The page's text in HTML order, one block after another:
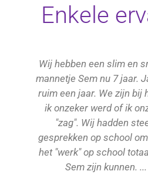
Enkele
Wij hebben een slim en
mannetje Sem nu 7 jaar.
ruim een jaar. We zijn bij
ik onzeker werd of ik
"zag". Wij hadden
gesprekken op school
het "werk" op school
Sem zijn kunnen.